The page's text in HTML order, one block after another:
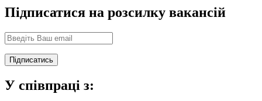
Підписатися на розсилку вакансій
У співпраці з: